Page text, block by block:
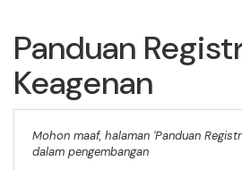
Panduan
Keagenan
Mohon maaf, halaman 'Panduan
dalam pengembangan